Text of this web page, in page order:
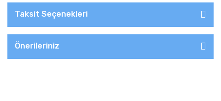
Taksit Seçenekleri
Önerileriniz